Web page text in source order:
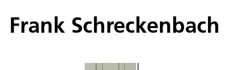
Frank Schreckenbach